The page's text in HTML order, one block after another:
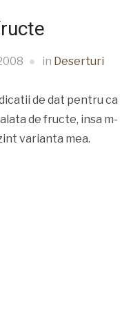
in Deserturi
de dat pentru ca
de fructe, insa m-
varianta mea.